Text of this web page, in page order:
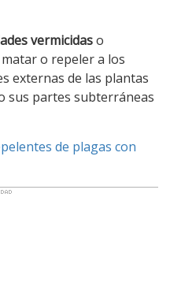
vermicidaso
o repeler a los
externas de las plantas
sus partes subterráneas
de plagas con